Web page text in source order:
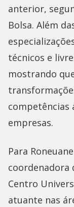
anterior,
Bolsa. Além
técnicos e
mostrando
competências
empresas.
Para
coordenadora
Centro
atuante nas